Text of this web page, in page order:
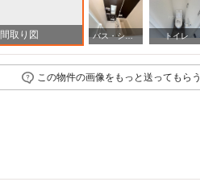
間取り図 バス・シャワールーム トイレ
この物件の画像をもっと送ってもらう